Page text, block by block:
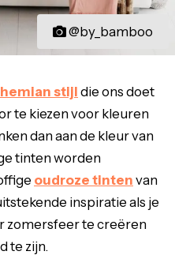
@by_bamboo
stijldie ons doet
te kiezen voor kleuren
dan aan de kleur van
tinten worden
oudroze tinten van
inspiratie als je
zomersfeer te creëren
te zijn.